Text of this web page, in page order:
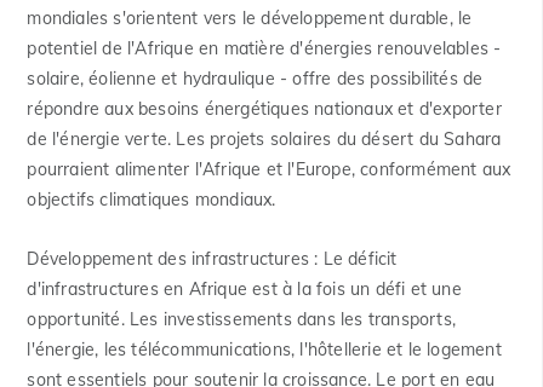
mondiales s'orientent vers le développement durable, le
potentiel de l'Afrique en matière d'énergies renouvelables -
solaire, éolienne et hydraulique - offre des possibilités de
répondre aux besoins énergétiques nationaux et d'exporter
de l'énergie verte. Les projets solaires du désert du Sahara
pourraient alimenter l'Afrique et l'Europe, conformément aux
objectifs climatiques mondiaux.
Développement des infrastructures : Le déficit
d'infrastructures en Afrique est à la fois un défi et une
opportunité. Les investissements dans les transports,
l'énergie, les télécommunications, l'hôtellerie et le logement
sont essentiels pour soutenir la croissance. Le port en eau